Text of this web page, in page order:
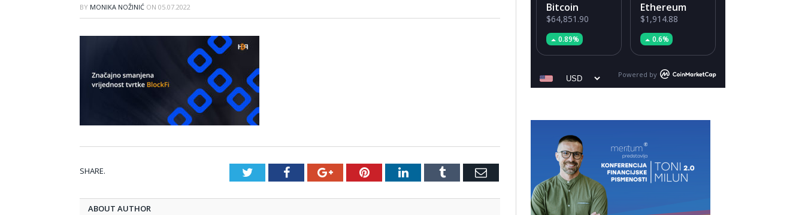
BY MONIKA NOŽINIĆ ON 05.07.2022
SHARE. TwitterFacebookGoogle+PinterestLinkedInTumblr Email
ABOUT AUTHOR
Bitcoin
$64,851.90
0.89%
Ethereum
$1,914.88
0.6%
Powered by